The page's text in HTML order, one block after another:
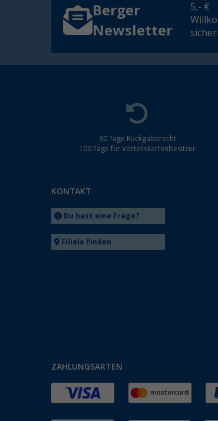
Berger
Newsletter
5,- €
30 Tage Rückgaberecht
100 Tage für Vorteilskartenbesitzer
KONTAKT
Du hast eine Frage?
Filiale finden
ZAHLUNGSARTEN